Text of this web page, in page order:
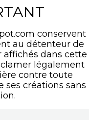
conservent
au détenteur de
dans cette
légalement
contre toute
ses créations sans